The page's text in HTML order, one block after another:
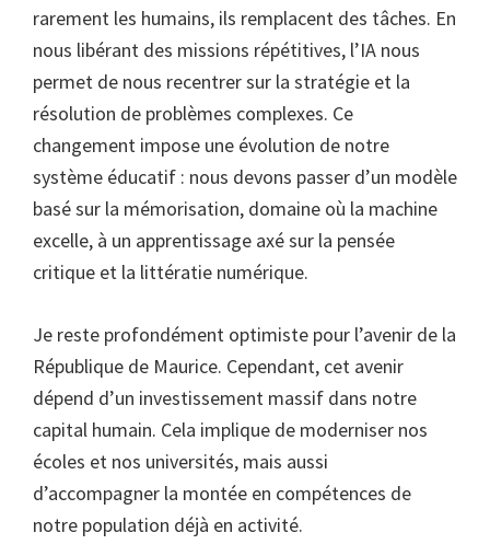
rarement les humains, ils remplacent des tâches. En
nous libérant des missions répétitives, l’IA nous
permet de nous recentrer sur la stratégie et la
résolution de problèmes complexes. Ce
changement impose une évolution de notre
système éducatif : nous devons passer d’un modèle
basé sur la mémorisation, domaine où la machine
excelle, à un apprentissage axé sur la pensée
critique et la littératie numérique.
Je reste profondément optimiste pour l’avenir de la
République de Maurice. Cependant, cet avenir
dépend d’un investissement massif dans notre
capital humain. Cela implique de moderniser nos
écoles et nos universités, mais aussi
d’accompagner la montée en compétences de
notre population déjà en activité.